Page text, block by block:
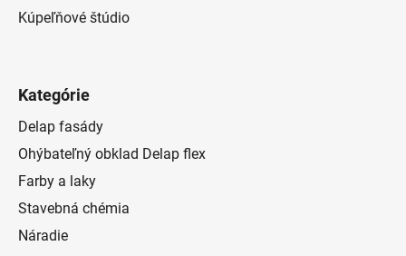
Kúpeľňové štúdio
Kategórie
Delap fasády
Ohýbateľný obklad Delap flex
Farby a laky
Stavebná chémia
Náradie